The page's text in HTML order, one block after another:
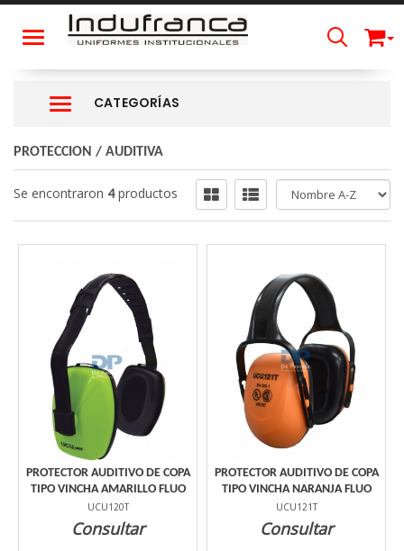
Toggle navigation
Navigation ein-/ausblenden
CATEGORÍAS
PROTECCION / AUDITIVA
Se encontraron 4productos
PROTECTOR AUDITIVO DE COPA
TIPO VINCHA AMARILLO FLUO
UCU120T
Consultar
PROTECTOR AUDITIVO DE COPA
TIPO VINCHA NARANJA FLUO
UCU121T
Consultar